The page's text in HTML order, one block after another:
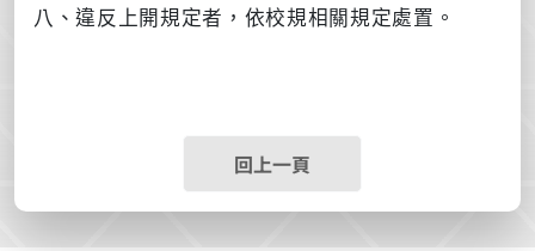
八、違反上開規定者，依校規相關規定處置。
回上一頁